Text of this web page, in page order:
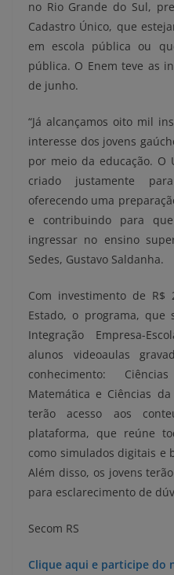
no Rio Grande do Sul,
Cadastro Único, que
em escola pública ou
pública. O Enem teve as
de junho.
“Já alcançamos oito mil
interesse dos jovens
por meio da educação. O
criado justamente
oferecendo uma
e contribuindo para
ingressar no ensino
Sedes, Gustavo Saldanha.
Com investimento de
Estado, o programa, que
Integração Empresa-
alunos videoaulas
conhecimento:
Matemática e Ciências
terão acesso aos
plataforma, que reúne
como simulados digitais e
Além disso, os jovens
para esclarecimento de
Secom RS
Clique aqui e participe do